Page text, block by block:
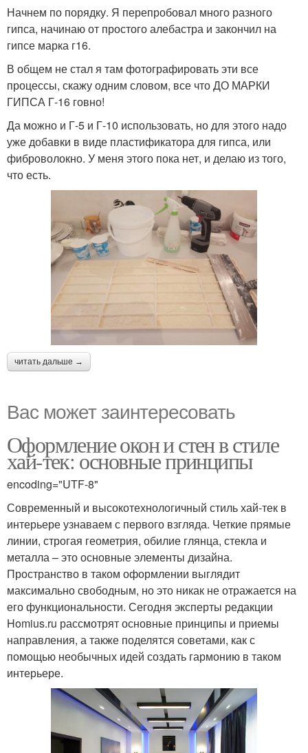
Начнем по порядку. Я перепробовал много разного
гипса, начинаю от простого алебастра и закончил на
гипсе марка г16.
В общем не стал я там фотографировать эти все
процессы, скажу одним словом, все что ДО МАРКИ
ГИПСА Г-16 говно!
Да можно и Г-5 и Г-10 использовать, но для этого надо
уже добавки в виде пластификатора для гипса, или
фиброволокно. У меня этого пока нет, и делаю из того,
что есть.
читать дальше →
Вас может заинтересовать
Оформление окон и стен в стиле
хай-тек: основные принципы
encoding="UTF-8"
Современный и высокотехнологичный стиль хай-тек в
интерьере узнаваем с первого взгляда. Четкие прямые
линии, строгая геометрия, обилие глянца, стекла и
металла – это основные элементы дизайна.
Пространство в таком оформлении выглядит
максимально свободным, но это никак не отражается на
его функциональности. Сегодня эксперты редакции
Homius.ru рассмотрят основные принципы и приемы
направления, а также поделятся советами, как с
помощью необычных идей создать гармонию в таком
интерьере.